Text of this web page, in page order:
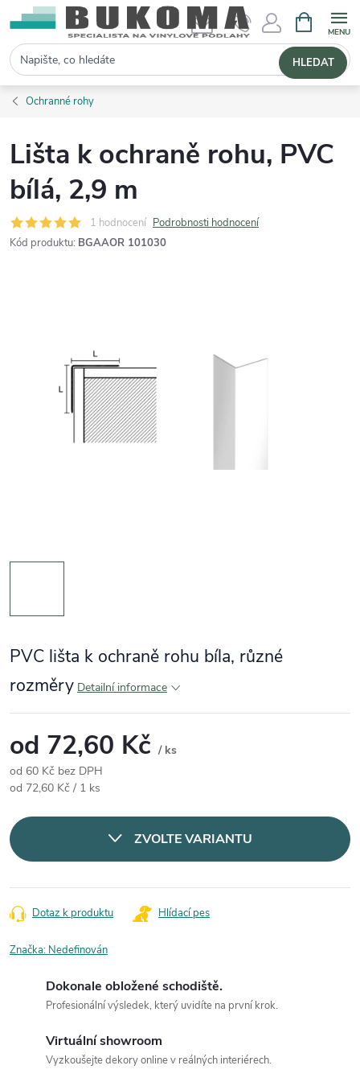
Hledat HLEDAT
Ochranné rohy
Lišta k ochraně rohu, PVC
bílá, 2,9 m
1 hodnocení Podrobnosti hodnocení
Kód produktu: BGAAOR 101030
PVC lišta k ochraně rohu bíla, různé
rozměry Detailní informace
od 72,60 Kč / ks
od 60 Kč bez DPH
Měrná cena:
od 72,60 Kč / 1 ks
ZVOLTE VARIANTU
Dotaz k produktu Hlídací pes
Značka: Nedefinován
Dokonale obložené schodiště.
Profesionální výsledek, který uvidíte na první krok.
Virtuální showroom
Vyzkoušejte dekory online v reálných interiérech.